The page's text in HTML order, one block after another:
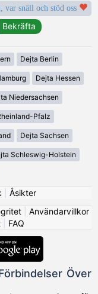
var snäll och stöd oss
Dejta Berlin
Dejta Hessen
Niedersachsen
Pfalz
Dejta Sachsen
Schleswig-Holstein
Åsikter
| Användarvillkor
| FAQ
Över